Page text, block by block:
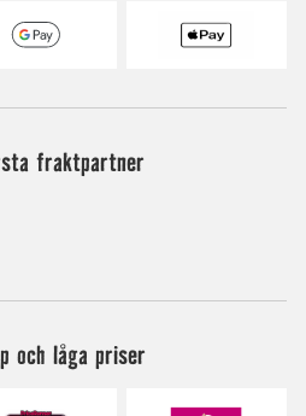
fraktpartner
och låga priser